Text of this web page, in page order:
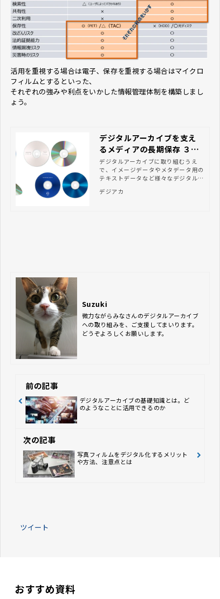
活用を重視する場合は電子、保存を重視する場合はマイクロ
フィルムとするといった、
それぞれの強みや利点をいかした情報管理体制を構築しまし
ょう。
デジタルアーカイブを支え
るメディアの長期保存 ３つ
のポイント
デジタルアーカイブに取り組むうえ
で、イメージデータやメタデータ用の
テキストデータなど様々なデジタルデ
ジタルデータを、光ディスクで長期保
デジアカ
Suzuki
微力ながらみなさんのデジタルアーカイブ
への取り組みを、ご支援してまいります。
どうぞよろしくお願いします。
前の記事
デジタルアーカイブの基礎知識とは。ど
のようなことに活用できるのか
次の記事
写真フィルムをデジタル化するメリット
や方法、注意点とは
ツイート
おすすめ資料